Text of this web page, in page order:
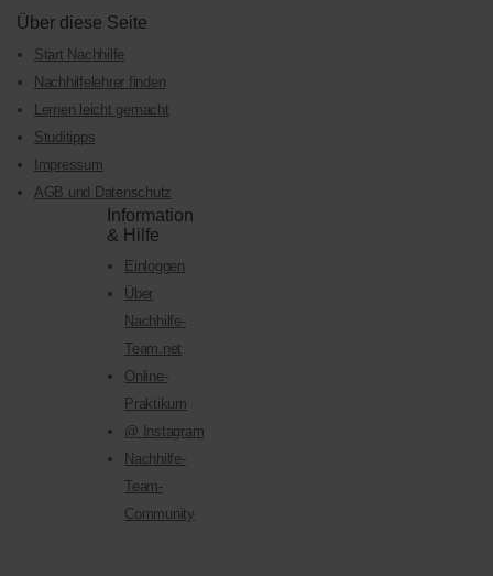
Über diese Seite
Start Nachhilfe
Nachhilfelehrer finden
Lernen leicht gemacht
Studitipps
Impressum
AGB und Datenschutz
Information
& Hilfe
Einloggen
Über
Nachhilfe-
Team.net
Online-
Praktikum
@ Instagram
Nachhilfe-
Team-
Community